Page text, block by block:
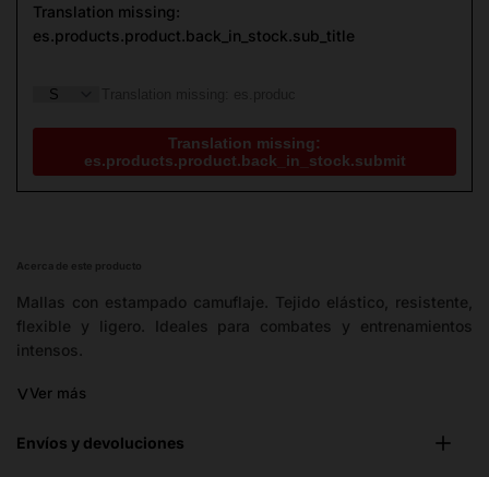
Translation missing:
es.products.product.back_in_stock.sub_title
Translation missing:
es.products.product.back_in_stock.submit
Acerca de este producto
Mallas con estampado camuflaje. Tejido elástico, resistente,
flexible y ligero. Ideales para combates y entrenamientos
intensos.
˅Ver más
Envíos y devoluciones